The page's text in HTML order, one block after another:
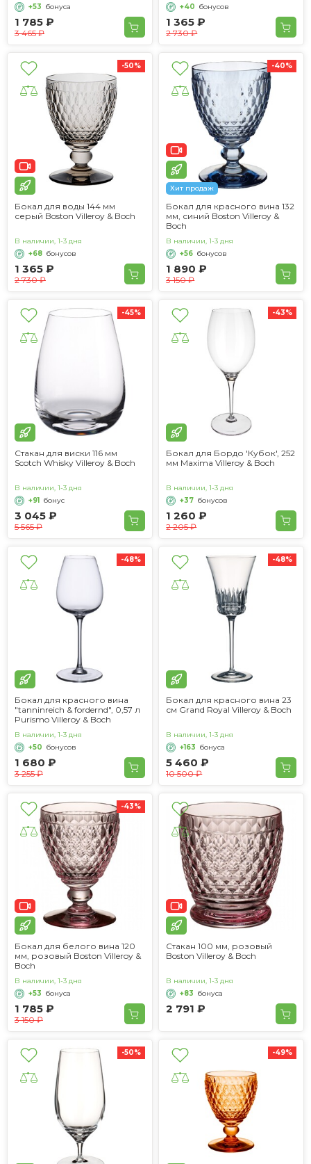
1 785 ₽
3 465 ₽
+53 бонуса
1 365 ₽
2 730 ₽
+40 бонусов
Бокал для воды 144 мм
серый Boston Villeroy & Boch
-50%
1 365 ₽
2 730 ₽
В наличии, 1-3 дня
+68 бонусов
Хит продаж
Бокал для красного вина 132
мм, синий Boston Villeroy &
Boch
-40%
1 890 ₽
3 150 ₽
В наличии, 1-3 дня
+56 бонусов
Стакан для виски 116 мм
Scotch Whisky Villeroy & Boch
-45%
3 045 ₽
5 565 ₽
В наличии, 1-3 дня
+91 бонус
Бокал для Бордо 'Кубок', 252
мм Maxima Villeroy & Boch
-43%
1 260 ₽
2 205 ₽
В наличии, 1-3 дня
+37 бонусов
Бокал для красного вина
"tanninreich & fordernd", 0,57 л
Purismo Villeroy & Boch
-48%
1 680 ₽
3 255 ₽
В наличии, 1-3 дня
+50 бонусов
Бокал для красного вина 23
см Grand Royal Villeroy & Boch
-48%
5 460 ₽
10 500 ₽
В наличии, 1-3 дня
+163 бонуса
Бокал для белого вина 120
мм, розовый Boston Villeroy &
Boch
-43%
1 785 ₽
3 150 ₽
В наличии, 1-3 дня
+53 бонуса
Стакан 100 мм, розовый
Boston Villeroy & Boch
2 791 ₽
В наличии, 1-3 дня
+83 бонуса
-50% -49%